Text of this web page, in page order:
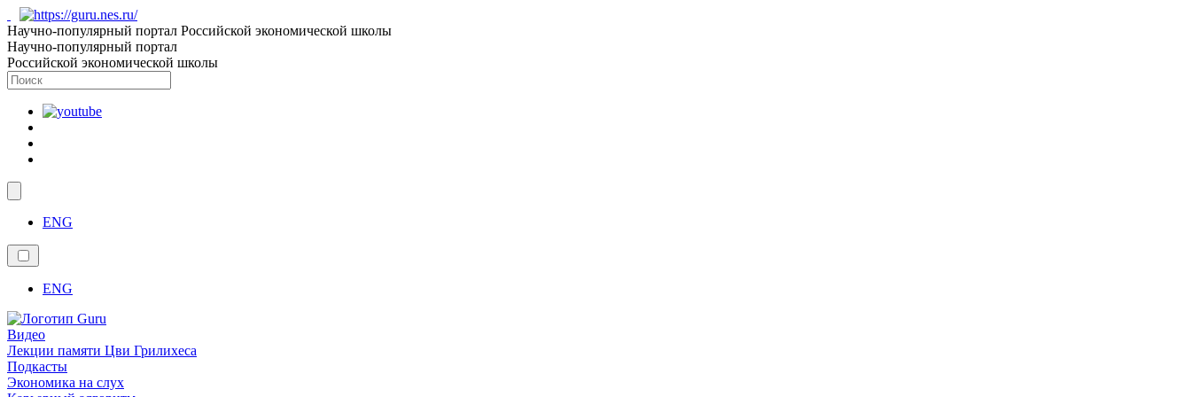
Научно-популярный портал Российской экономической школы
Научно-популярный портал
Российской экономической школы
ENG
ENG
Видео
Лекции памяти Цви Грилихеса
Подкасты
Экономика на слух